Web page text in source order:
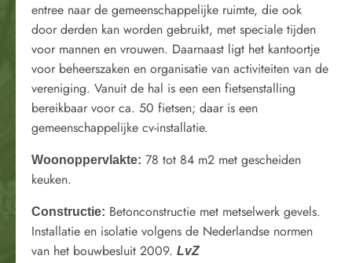
entree naar de gemeenschappelijke ruimte, die ook
door derden kan worden gebruikt, met speciale tijden
voor mannen en vrouwen. Daarnaast ligt het kantoortje
voor beheerszaken en organisatie van activiteiten van de
vereniging. Vanuit de hal is een een fietsenstalling
bereikbaar voor ca. 50 fietsen; daar is een
gemeenschappelijke cv-installatie.
Woonoppervlakte: 78 tot 84 m2 met gescheiden
keuken.
Constructie: Betonconstructie met metselwerk gevels.
Installatie en isolatie volgens de Nederlandse normen
van het bouwbesluit 2009. LvZ